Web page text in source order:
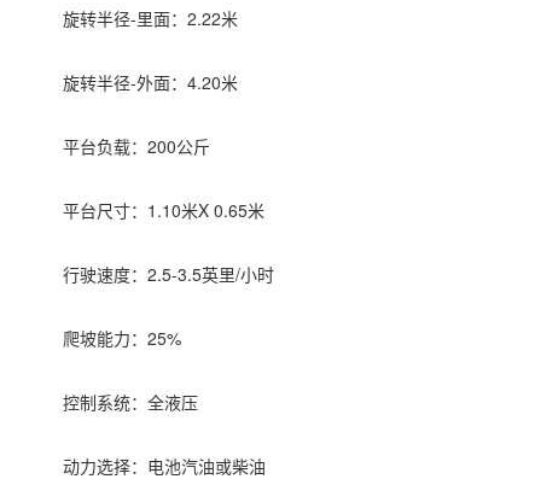
旋转半径-里面：2.22米
旋转半径-外面：4.20米
平台负载：200公斤
平台尺寸：1.10米X 0.65米
行驶速度：2.5-3.5英里/小时
爬坡能力： 25%
控制系统：全液压
动力选择：电池汽油或柴油